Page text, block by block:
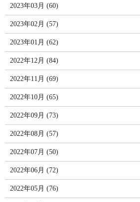
2023年03月 (60)
2023年02月 (57)
2023年01月 (62)
2022年12月 (84)
2022年11月 (69)
2022年10月 (65)
2022年09月 (73)
2022年08月 (57)
2022年07月 (50)
2022年06月 (72)
2022年05月 (76)